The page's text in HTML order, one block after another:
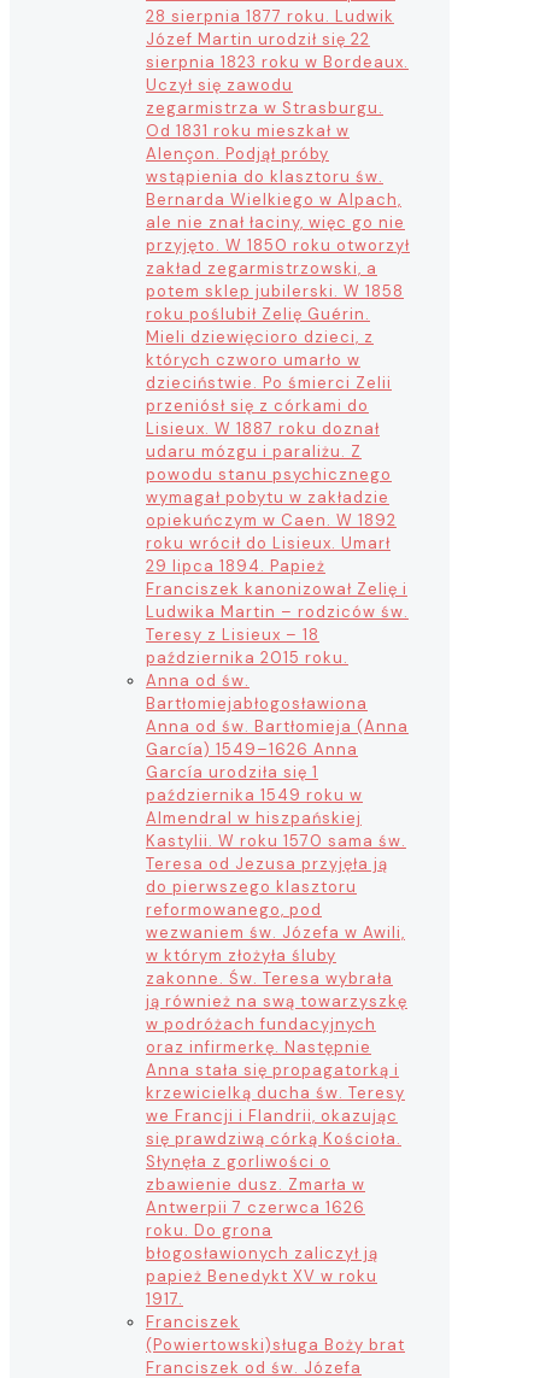
28 sierpnia 1877 roku. Ludwik
Józef Martin urodził się 22
sierpnia 1823 roku w Bordeaux.
Uczył się zawodu
zegarmistrza w Strasburgu.
Od 1831 roku mieszkał w
Alençon. Podjął próby
wstąpienia do klasztoru św.
Bernarda Wielkiego w Alpach,
ale nie znał łaciny, więc go nie
przyjęto. W 1850 roku otworzył
zakład zegarmistrzowski, a
potem sklep jubilerski. W 1858
roku poślubił Zelię Guérin.
Mieli dziewięcioro dzieci, z
których czworo umarło w
dzieciństwie. Po śmierci Zelii
przeniósł się z córkami do
Lisieux. W 1887 roku doznał
udaru mózgu i paraliżu. Z
powodu stanu psychicznego
wymagał pobytu w zakładzie
opiekuńczym w Caen. W 1892
roku wrócił do Lisieux. Umarł
29 lipca 1894. Papież
Franciszek kanonizował Zelię i
Ludwika Martin – rodziców św.
Teresy z Lisieux – 18
października 2015 roku.
Anna od św.
Bartłomiejabłogosławiona
Anna od św. Bartłomieja (Anna
García) 1549–1626 Anna
García urodziła się 1
października 1549 roku w
Almendral w hiszpańskiej
Kastylii. W roku 1570 sama św.
Teresa od Jezusa przyjęła ją
do pierwszego klasztoru
reformowanego, pod
wezwaniem św. Józefa w Awili,
w którym złożyła śluby
zakonne. Św. Teresa wybrała
ją również na swą towarzyszkę
w podróżach fundacyjnych
oraz infirmerkę. Następnie
Anna stała się propagatorką i
krzewicielką ducha św. Teresy
we Francji i Flandrii, okazując
się prawdziwą córką Kościoła.
Słynęła z gorliwości o
zbawienie dusz. Zmarła w
Antwerpii 7 czerwca 1626
roku. Do grona
błogosławionych zaliczył ją
papież Benedykt XV w roku
1917.
Franciszek
(Powiertowski)sługa Boży brat
Franciszek od św. Józefa